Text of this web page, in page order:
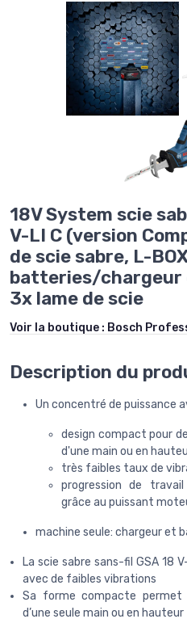
18V System scie
V-LI C (version
de scie sabre, L-
batteries/chargeur
3x lame de scie
Voir la boutique : Bosch
Description du
Un concentré de puissance
design compact pour
d'une main ou en
très faibles taux de
progression de
grâce au puissant
machine seule: chargeur et
La scie sabre sans-fil GSA 18
avec de faibles vibrations
Sa forme compacte
d’une seule main ou en hauteur